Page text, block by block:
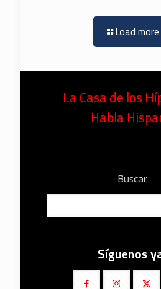
Load more
La Casa de los
Habla
Buscar
Síguenos